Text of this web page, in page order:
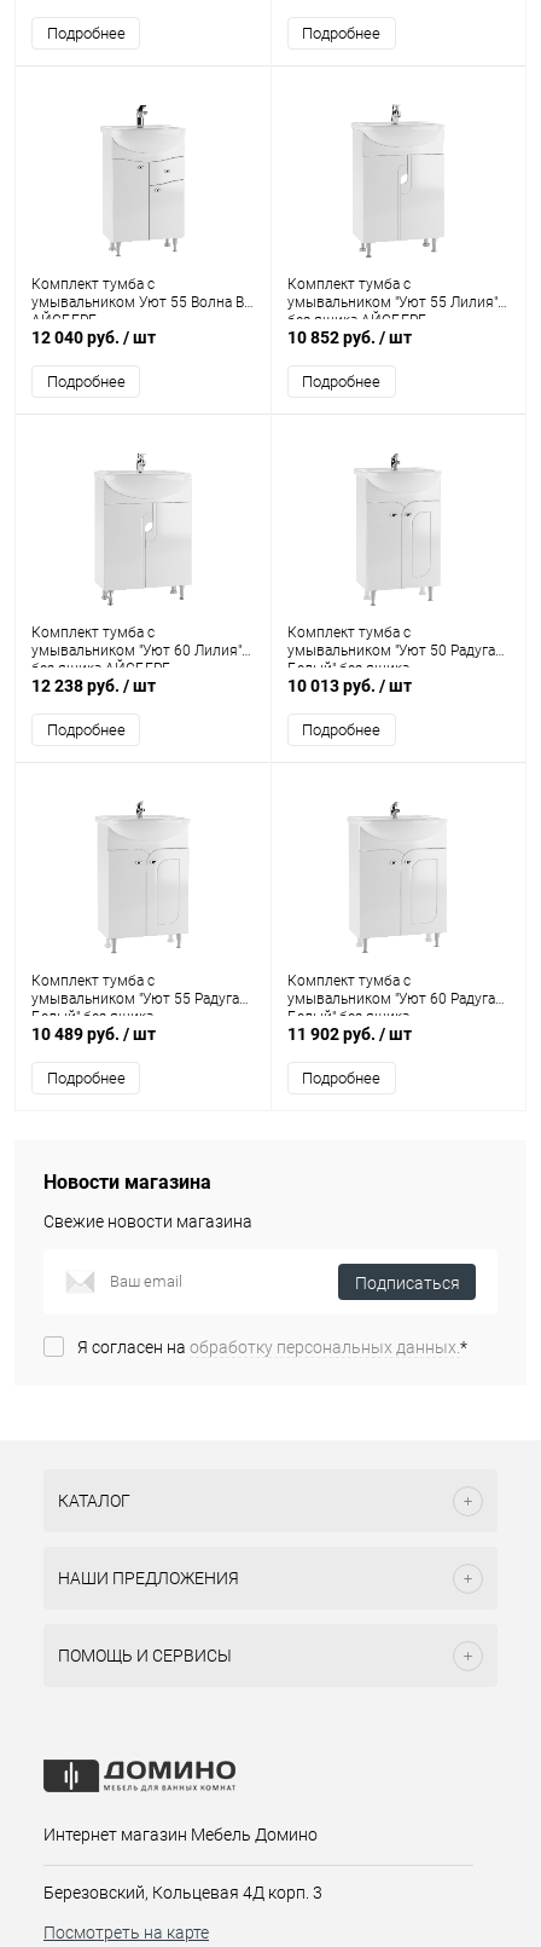
Подробнее Подробнее
Комплект тумба с
умывальником Уют 55 Волна В1
АЙСБЕРГ
12 040 руб. / шт
Подробнее
Комплект тумба с
умывальником "Уют 55 Лилия"
без ящика АЙСБЕРГ
10 852 руб. / шт
Подробнее
Комплект тумба с
умывальником "Уют 60 Лилия"
без ящика АЙСБЕРГ
12 238 руб. / шт
Подробнее
Комплект тумба с
умывальником "Уют 50 Радуга
Белый" без ящика
(разобранная) АЙСБЕРГ
10 013 руб. / шт
Подробнее
Комплект тумба с
умывальником "Уют 55 Радуга
Белый" без ящика
(разобранная) АЙСБЕРГ
10 489 руб. / шт
Подробнее
Комплект тумба с
умывальником "Уют 60 Радуга
Белый" без ящика
(разобранная) АЙСБЕРГ
11 902 руб. / шт
Подробнее
Новости магазина
Свежие новости магазина
Подписаться
Я согласен на обработку персональных данных.*
КАТАЛОГ
НАШИ ПРЕДЛОЖЕНИЯ
ПОМОЩЬ И СЕРВИСЫ
Интернет магазин Мебель Домино
Березовский, Кольцевая 4Д корп. 3
Посмотреть на карте